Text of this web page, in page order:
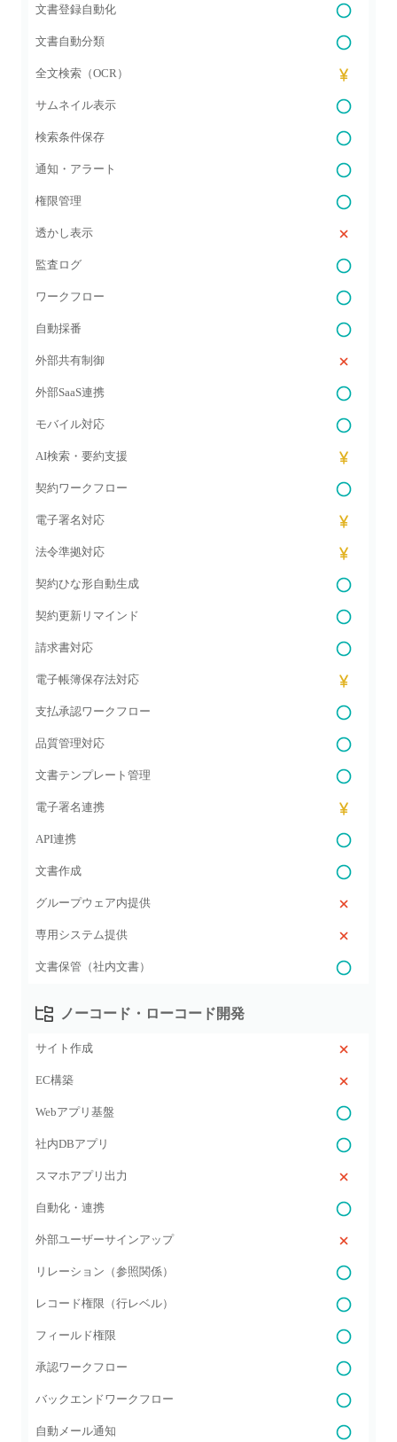
文書登録自動化
文書自動分類
全文検索（OCR）
サムネイル表示
検索条件保存
通知・アラート
権限管理
透かし表示
監査ログ
ワークフロー
自動採番
外部共有制御
外部SaaS連携
モバイル対応
AI検索・要約支援
契約ワークフロー
電子署名対応
法令準拠対応
契約ひな形自動生成
契約更新リマインド
請求書対応
電子帳簿保存法対応
支払承認ワークフロー
品質管理対応
文書テンプレート管理
電子署名連携
API連携
文書作成
グループウェア内提供
専用システム提供
文書保管（社内文書）
ノーコード・ローコード開発
サイト作成
EC構築
Webアプリ基盤
社内DBアプリ
スマホアプリ出力
自動化・連携
外部ユーザーサインアップ
リレーション（参照関係）
レコード権限（行レベル）
フィールド権限
承認ワークフロー
バックエンドワークフロー
自動メール通知